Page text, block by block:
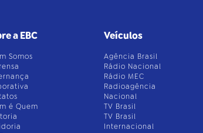
a EBC
Somos
é Quem
Veículos
Agência Brasil
Rádio Nacional
Rádio MEC
Radioagência
Nacional
TV Brasil
TV Brasil
Internacional